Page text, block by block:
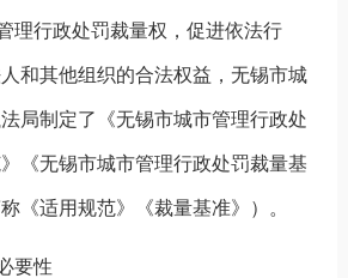
理行政处罚裁量权，促进依法行
和其他组织的合法权益，无锡市城
局制定了《无锡市城市管理行政处
《无锡市城市管理行政处罚裁量基
《适用规范》《裁量基准》）。
要性